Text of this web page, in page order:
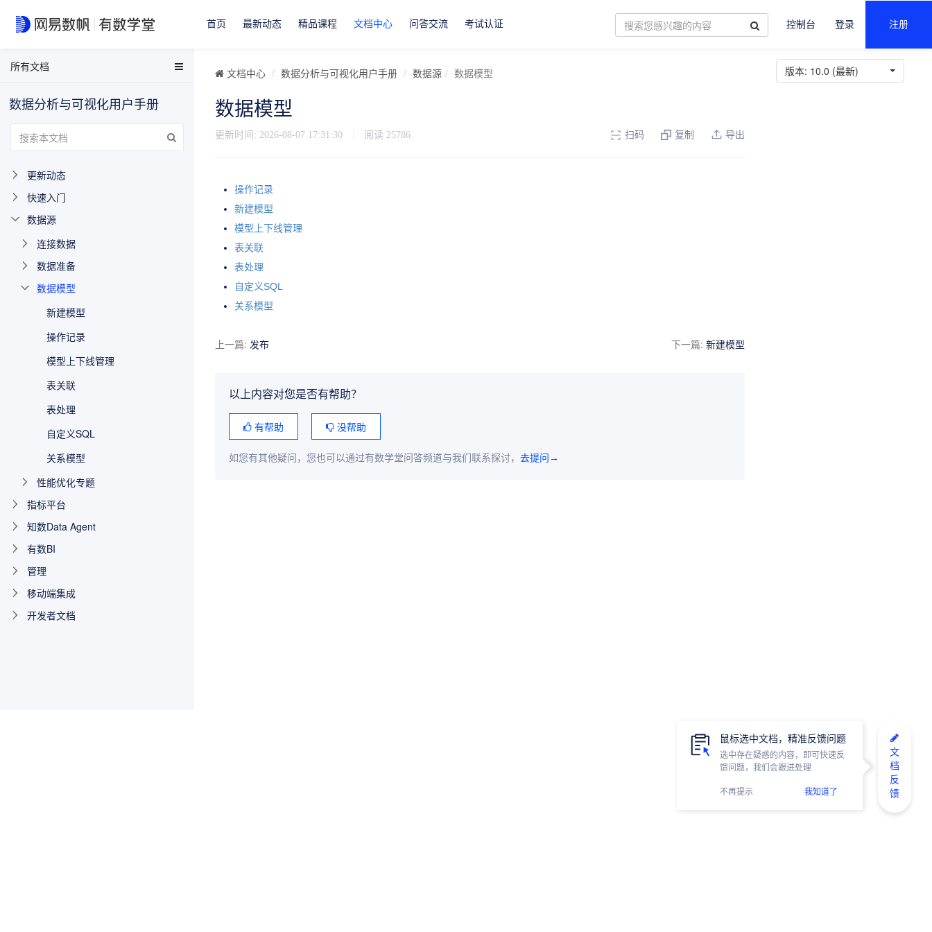
首页 最新动态 精品课程 文档中心 问答交流 考试认证 控制台 登录 注册
文档中心 数据分析与可视化用户手册 数据源 数据模型
数据模型
更新时间: 2026-08-07 17:31:30 阅读 25786 扫码 复制 导出
操作记录
新建模型
模型上下线管理
表关联
表处理
自定义SQL
关系模型
上一篇: 发布 下一篇: 新建模型
以上内容对您是否有帮助？
有帮助 没帮助
如您有其他疑问，您也可以通过有数学堂问答频道与我们联系探讨， 去提问→
鼠标选中文档，精准反馈问题
选中存在疑惑的内容，即可快速反
馈问题，我们会跟进处理
不再提示 我知道了
文
档
反
馈
所有文档
EasyData用户手册
数据分析与可视化用户手册
有数BI FAQ
NDH用户手册
数据分析与可视化用户手册
更新动态
快速入门
数据源
连接数据
数据准备
数据模型
新建模型
操作记录
模型上下线管理
表关联
表处理
自定义SQL
关系模型
性能优化专题
指标平台
知数Data Agent
有数BI
管理
移动端集成
开发者文档
版本: